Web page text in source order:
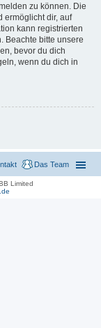
zu können. Die
ermöglicht dir, auf
kann registrierten
Beachte bitte unsere
bevor du dich
wenn du dich in
Das Team
Limited